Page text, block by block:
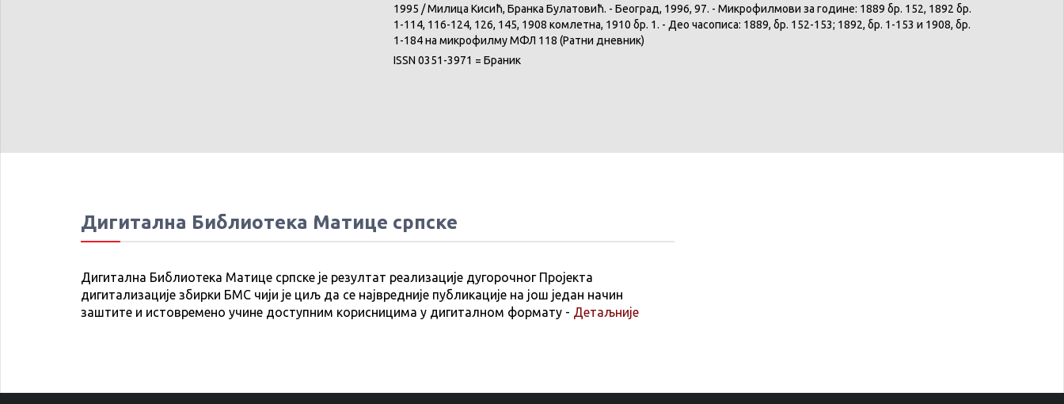
1995 / Милица Кисић, Бранка Булатовић. - Београд, 1996, 97. - Микрофилмови за године: 1889 бр. 152, 1892 бр.
1-114, 116-124, 126, 145, 1908 комлетна, 1910 бр. 1. - Део часописа: 1889, бр. 152-153; 1892, бр. 1-153 и 1908, бр.
1-184 на микрофилму МФЛ 118 (Ратни дневник)
ISSN 0351-3971 = Браник
Дигитална Библиотека Матице српске
Дигитална Библиотека Матице српске је резултат реализације дугорочног Пројекта
дигитализације збирки БМС чији је циљ да се највредније публикације на још један начин
заштите и истовремено учине доступним корисницима у дигиталном формату - Детаљније